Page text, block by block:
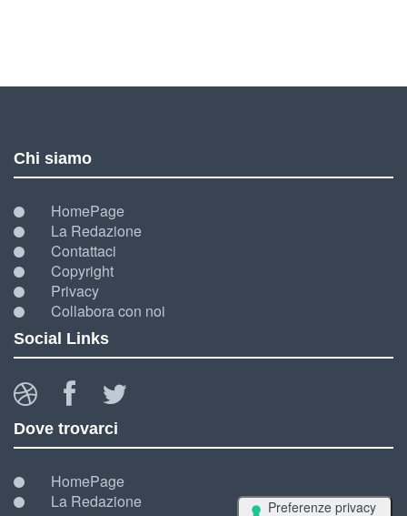
Chi siamo
HomePage
La Redazione
Contattaci
Copyright
Privacy
Collabora con noi
Social Links
Dove trovarci
HomePage
La Redazione